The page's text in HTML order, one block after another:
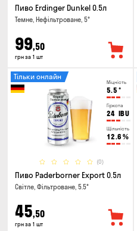
Пиво Erdinger Dunkel 0.5л
Темне, Нефільтроване, 5°
99,50
грн за 1 шт
Міцність
5.5 °
Гіркота
24 IBU
Щільність
12.6 %
(0)
Тільки онлайн
Пиво Paderborner Export 0.5л
Світле, Фільтроване, 5.5°
45,50
грн за 1 шт